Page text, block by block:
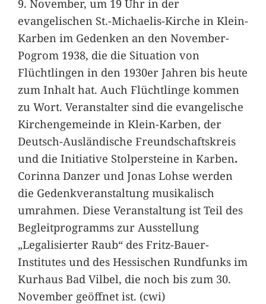
9. November, um 19 Uhr in der
evangelischen St.-Michaelis-Kirche in Klein-
Karben im Gedenken an den November-
Pogrom 1938, die die Situation von
Flüchtlingen in den 1930er Jahren bis heute
zum Inhalt hat. Auch Flüchtlinge kommen
zu Wort. Veranstalter sind die evangelische
Kirchengemeinde in Klein-Karben, der
Deutsch-Ausländische Freundschaftskreis
und die Initiative Stolpersteine in Karben.
Corinna Danzer und Jonas Lohse werden
die Gedenkveranstaltung musikalisch
umrahmen. Diese Veranstaltung ist Teil des
Begleitprogramms zur Ausstellung
„Legalisierter Raub“ des Fritz-Bauer-
Institutes und des Hessischen Rundfunks im
Kurhaus Bad Vilbel, die noch bis zum 30.
November geöffnet ist. (cwi)